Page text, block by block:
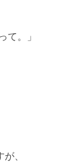
て。」
、